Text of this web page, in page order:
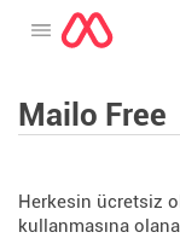
Menüyü aç
Mailo Free
Herkesin ücretsiz
kullanmasına